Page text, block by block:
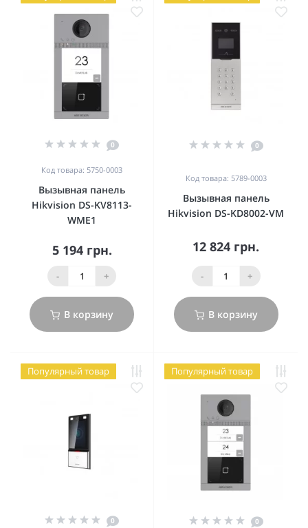
0
Код товара: 5750-0003
Вызывная панель
Hikvision DS-KV8113-
WME1
5 194 грн.
- +
В корзину
0
Код товара: 5789-0003
Вызывная панель
Hikvision DS-KD8002-VM
12 824 грн.
- +
В корзину
Популярный товар
0
Популярный товар
0